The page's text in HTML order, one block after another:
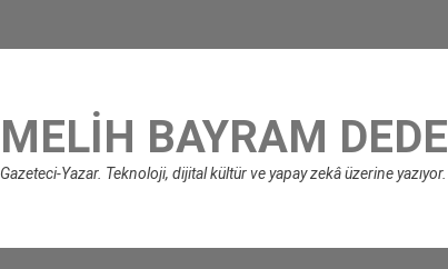
MELIH BAYRAM DEDE
Gazeteci-Yazar. Teknoloji, dijital kültür ve yapay zekâ üzerine yazıyor.